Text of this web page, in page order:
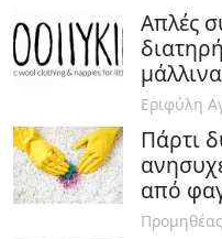
Απλές
Εριφύλη
Πάρτι
από